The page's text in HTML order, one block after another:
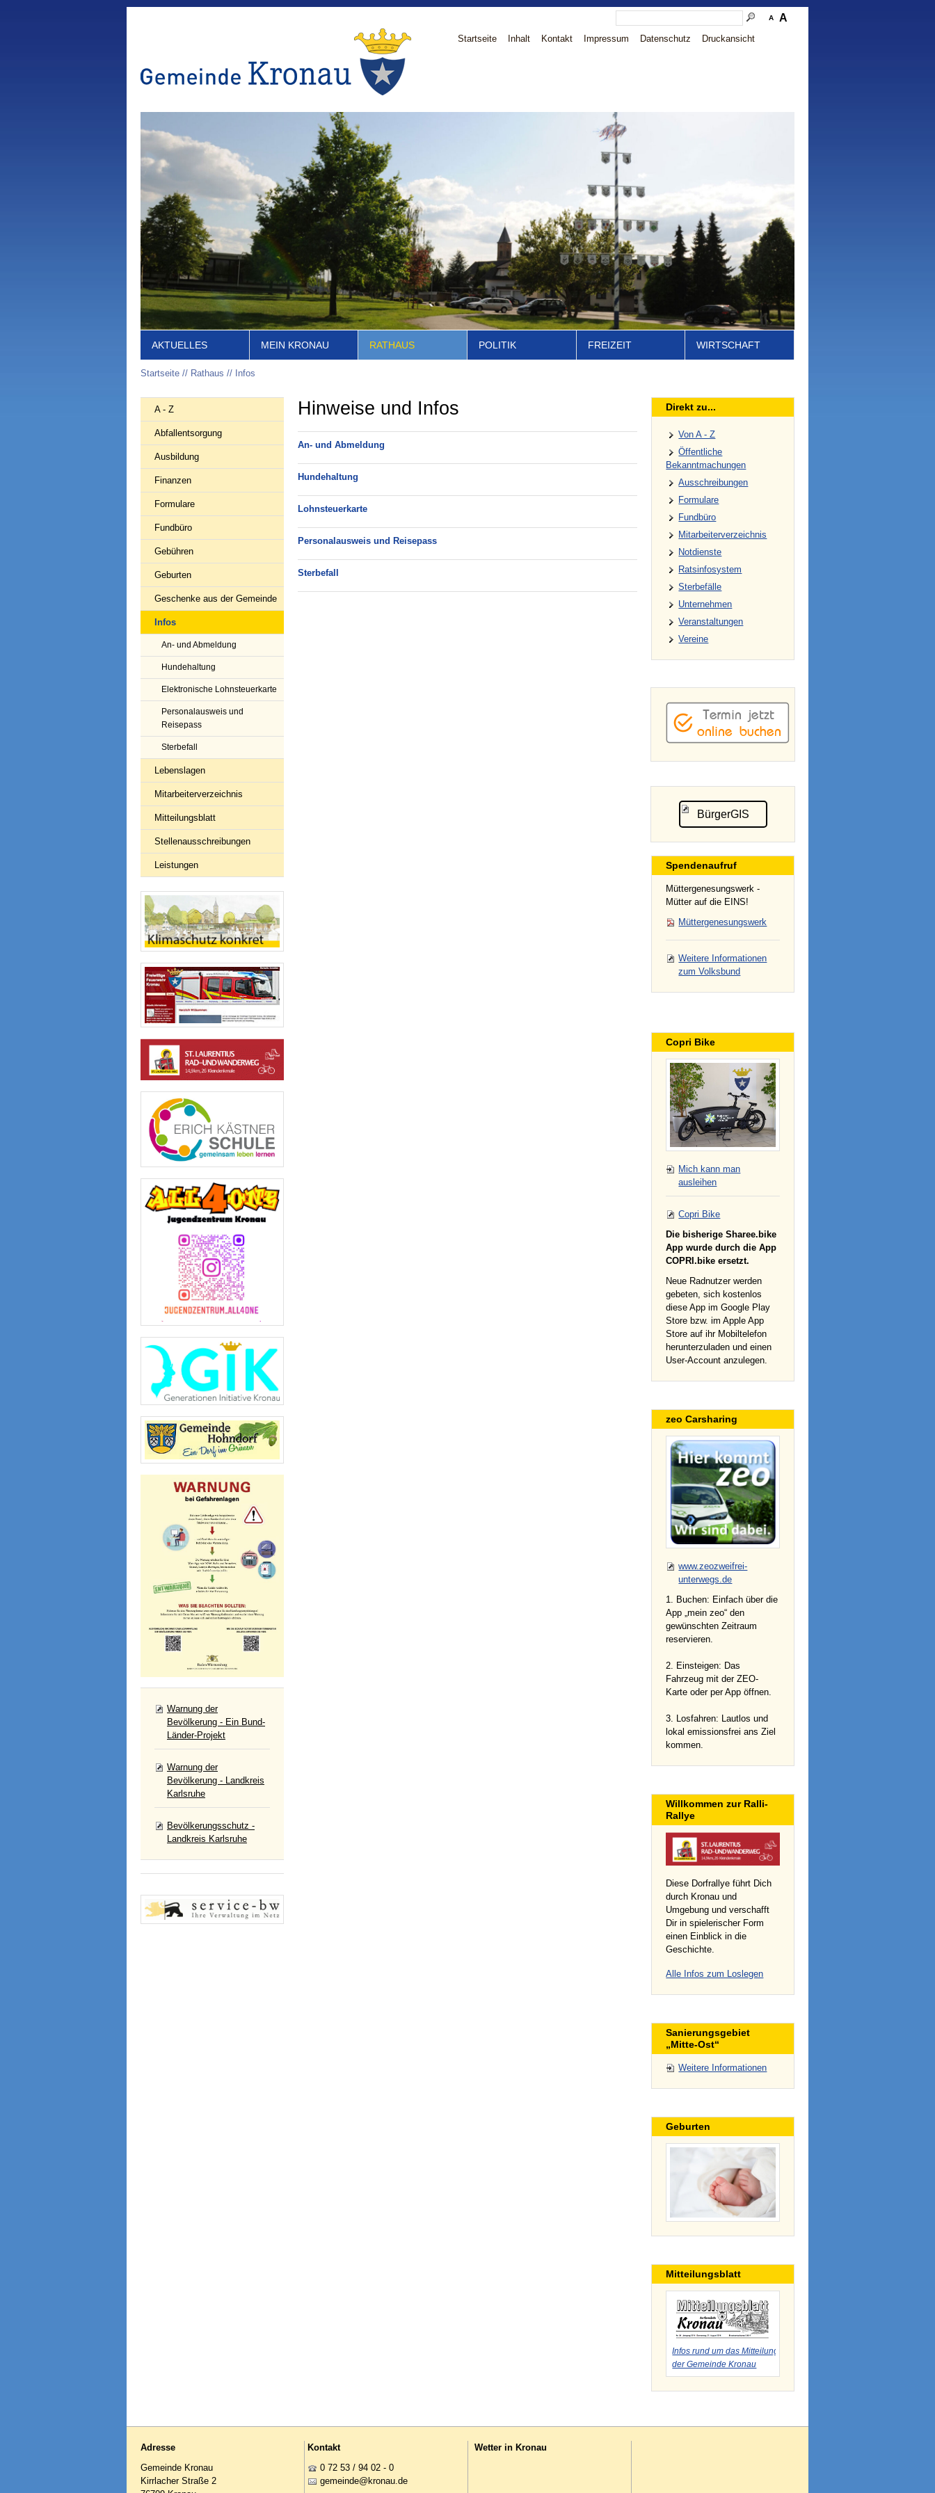
A A
Startseite Inhalt Kontakt Impressum Datenschutz Druckansicht
AKTUELLES MEIN KRONAU RATHAUS POLITIK FREIZEIT WIRTSCHAFT
Startseite Rathaus Infos
A - Z
Abfallentsorgung
Ausbildung
Finanzen
Formulare
Fundbüro
Gebühren
Geburten
Geschenke aus der Gemeinde
Infos
An- und Abmeldung
Hundehaltung
Elektronische Lohnsteuerkarte
Personalausweis und
Reisepass
Sterbefall
Lebenslagen
Mitarbeiterverzeichnis
Mitteilungsblatt
Stellenausschreibungen
Leistungen
Warnung der
Bevölkerung - Ein Bund-
Länder-Projekt
Warnung der
Bevölkerung - Landkreis
Karlsruhe
Bevölkerungsschutz -
Landkreis Karlsruhe
Hinweise und Infos
An- und Abmeldung
Hundehaltung
Lohnsteuerkarte
Personalausweis und Reisepass
Sterbefall
Direkt zu...
Von A - Z
Öffentliche
Bekanntmachungen
Ausschreibungen
Formulare
Fundbüro
Mitarbeiterverzeichnis
Notdienste
Ratsinfosystem
Sterbefälle
Unternehmen
Veranstaltungen
Vereine
BürgerGIS
Spendenaufruf
Müttergenesungswerk -
Mütter auf die EINS!
Müttergenesungswerk
Weitere Informationen
zum Volksbund
Copri Bike
Mich kann man
ausleihen
Copri Bike
Die bisherige Sharee.bike
App wurde durch die App
COPRI.bike ersetzt.
Neue Radnutzer werden
gebeten, sich kostenlos
diese App im Google Play
Store bzw. im Apple App
Store auf ihr Mobiltelefon
herunterzuladen und einen
User-Account anzulegen.
zeo Carsharing
www.zeozweifrei-
unterwegs.de
1. Buchen: Einfach über die
App „mein zeo“ den
gewünschten Zeitraum
reservieren.
2. Einsteigen: Das
Fahrzeug mit der ZEO-
Karte oder per App öffnen.
3. Losfahren: Lautlos und
lokal emissionsfrei ans Ziel
kommen.
Willkommen zur Ralli-
Rallye
Diese Dorfrallye führt Dich
durch Kronau und
Umgebung und verschafft
Dir in spielerischer Form
einen Einblick in die
Geschichte.
Alle Infos zum Loslegen
Sanierungsgebiet
„Mitte-Ost“
Weitere Informationen
Geburten
Mitteilungsblatt
Infos rund um das Mitteilungsblatt
der Gemeinde Kronau
Adresse
Gemeinde Kronau
Kirrlacher Straße 2
Kontakt
0 72 53 / 94 02 - 0
g m nd kr n d
Wetter in Kronau